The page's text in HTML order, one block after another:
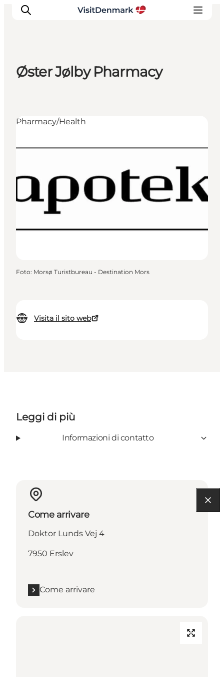
Dove dormire
Øster Jølby Pharmacy
Visita il sito web
Pharmacy/Health
Foto: Morsø Turistbureau - Destination Mors
Leggi di più
Informazioni di contatto
Come arrivare
Doktor Lunds Vej 4
7950 Erslev
Come arrivare